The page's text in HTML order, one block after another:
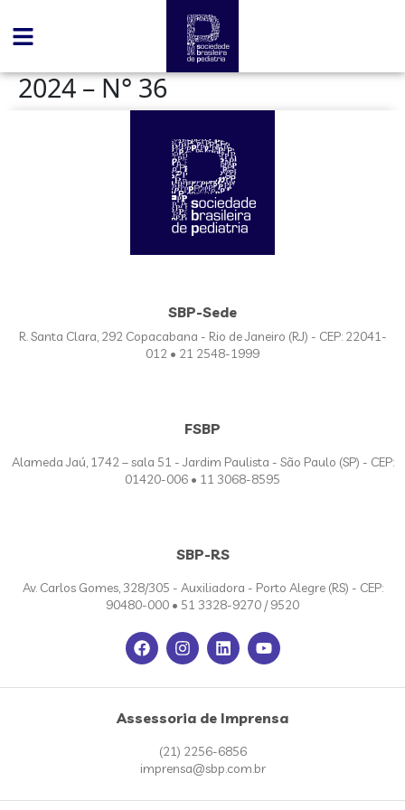
2024 – N° 36
SBP-Sede
R. Santa Clara, 292 Copacabana - Rio de Janeiro (RJ) - CEP: 22041-
012 • 21 2548-1999
FSBP
Alameda Jaú, 1742 – sala 51 - Jardim Paulista - São Paulo (SP) - CEP:
01420-006 • 11 3068-8595
SBP-RS
Av. Carlos Gomes, 328/305 - Auxiliadora - Porto Alegre (RS) - CEP:
90480-000 • 51 3328-9270 / 9520
Assessoria de Imprensa
(21) 2256-6856
imprensa@sbp.com.br